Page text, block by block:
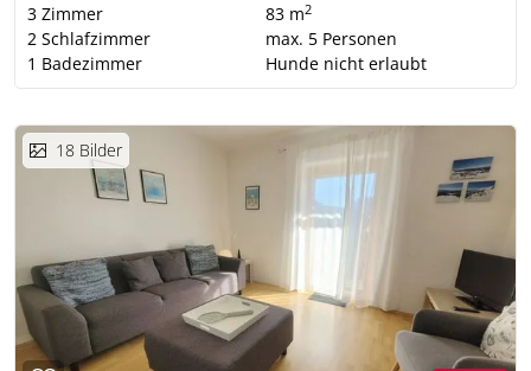
3 Zimmer
2 Schlafzimmer
1 Badezimmer
83 m2
max. 5 Personen
Hunde nicht erlaubt
18 Bilder